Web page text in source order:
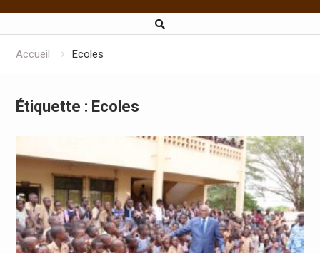
Accueil Ecoles
Étiquette : Ecoles